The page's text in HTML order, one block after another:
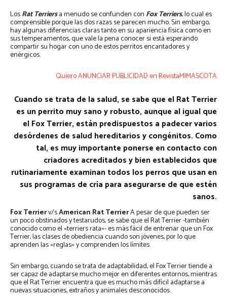
LosRat Terriersa menudo se confunden con Fox Terriers, lo cual es
comprensible porque las dos razas se parecen mucho. Sin embargo,
hay algunas diferencias claras tanto en su apariencia física como en
sus temperamentos, que vale la pena conocer si está esperando
compartir su hogar con uno de estos perritos encantadores y
enérgicos.
Quiero ANUNCIAR PUBLICIDAD en RevistaMIMASCOTA
Cuando se trata de la salud, se sabe que el Rat Terrier
es un perrito muy sano y robusto, aunque al igual que
el Fox Terrier, están predispuestos a padecer varios
desórdenes de salud hereditarios y congénitos. Como
tal, es muy importante ponerse en contacto con
criadores acreditados y bien establecidos que
rutinariamente examinan todos los perros que usan en
sus programas de cría para asegurarse de que estén
sanos.
Fox Terrierv/sAmerican Rat TerrierA pesar de que pueden ser
un poco obstinados y testarudos, se sabe que el Rat Terrier -también
conocido como el «terriers rata»- es más fácil de entrenar que un Fox
Terrier; las clases de obediencia cuando son jóvenes, por lo que
aprenden las «reglas» y comprenden los límites.
Sin embargo, cuando se trata de adaptabilidad, el Fox Terrier tiende a
ser capaz de adaptarse mucho mejor en diferentes entornos, mientras
que el Rat Terrier encuentra que es mucho más difícil adaptarse a
nuevas situaciones, extraños y animales desconocidos.